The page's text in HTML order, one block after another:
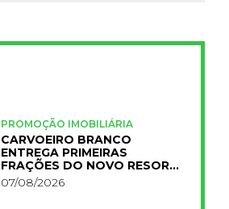
PROMOÇÃO IMOBILIÁRIA
CARVOEIRO BRANCO
ENTREGA PRIMEIRAS
FRAÇÕES DO NOVO RESORT
PRIMELIFE
07/08/2026